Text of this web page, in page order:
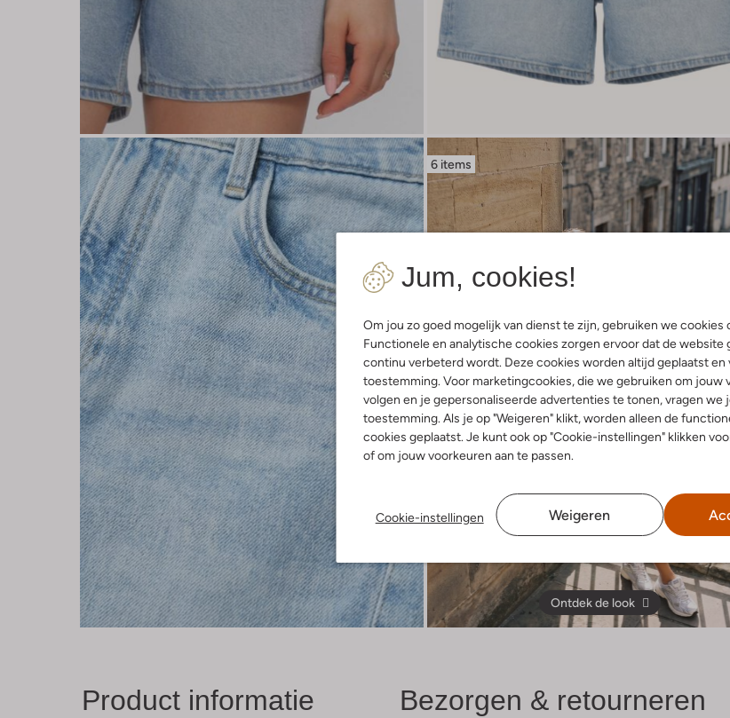
Jum, cookies!
Om jou zo goed mogelijk van dienst te zijn, gebruiken we cookies
Functionele en analytische cookies zorgen ervoor dat de website
continu verbeterd wordt. Deze cookies worden altijd geplaatst en
toestemming. Voor marketingcookies, die we gebruiken om jouw
volgen en je gepersonaliseerde advertenties te tonen, vragen we
toestemming. Als je op "Weigeren" klikt, worden alleen de
cookies geplaatst. Je kunt ook op "Cookie-instellingen" klikken
of om jouw voorkeuren aan te passen.
Cookie-instellingen Weigeren
6 items
Ontdek de look
Product informatie Bezorgen & retourneren